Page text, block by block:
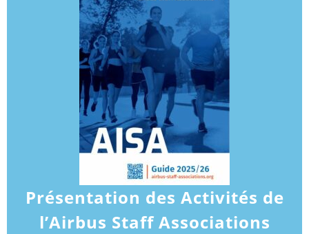
Présentation des Activités de
l’Airbus Staff Associations